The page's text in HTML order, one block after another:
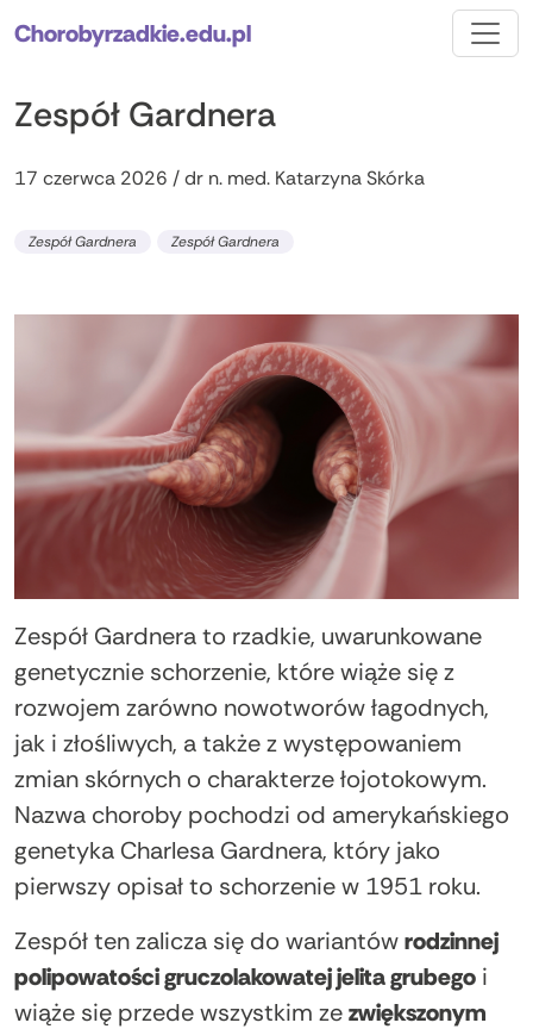
Chorobyrzadkie.edu.pl
Zespół Gardnera
17 czerwca 2026 / dr n. med. Katarzyna Skórka
Zespół Gardnera Zespół Gardnera
Zespół Gardnera to rzadkie, uwarunkowane
genetycznie schorzenie, które wiąże się z
rozwojem zarówno nowotworów łagodnych,
jak i złośliwych, a także z występowaniem
zmian skórnych o charakterze łojotokowym.
Nazwa choroby pochodzi od amerykańskiego
genetyka Charlesa Gardnera, który jako
pierwszy opisał to schorzenie w 1951 roku.
Zespół ten zalicza się do wariantówrodzinnej
polipowatości gruczolakowatej jelita grubego i
wiąże się przede wszystkim zezwiększonym